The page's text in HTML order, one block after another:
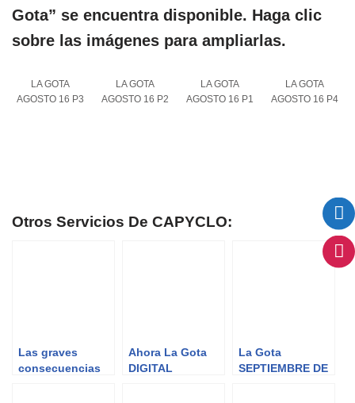
Gota” se encuentra disponible. Haga clic
sobre las imágenes para ampliarlas.
LA GOTA
AGOSTO 16 P3
LA GOTA
AGOSTO 16 P2
LA GOTA
AGOSTO 16 P1
LA GOTA
AGOSTO 16 P4
Otros Servicios De CAPYCLO:
Las graves
consecuencias
Ahora La Gota
DIGITAL
La Gota
SEPTIEMBRE DE